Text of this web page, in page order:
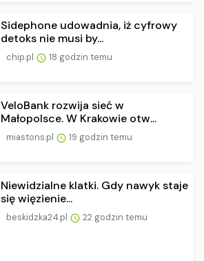
Sidephone udowadnia, iż cyfrowy
detoks nie musi by...
chip.pl 18 godzin temu
VeloBank rozwija sieć w
Małopolsce. W Krakowie otw...
miastons.pl 19 godzin temu
Niewidzialne klatki. Gdy nawyk staje
się więzienie...
beskidzka24.pl 22 godzin temu